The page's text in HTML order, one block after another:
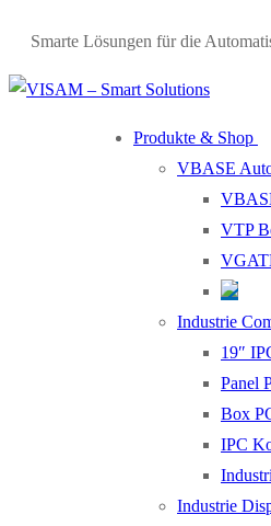
content
Smarte Lösungen für die
Produkte & Shop
VBASE
VTP
Industrie
19″
Panel
Box
IPC
Industrie